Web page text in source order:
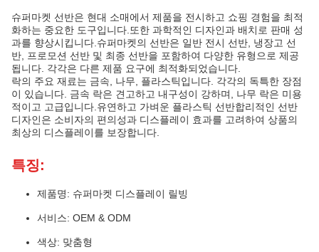
슈퍼마켓 선반은 현대 소매에서 제품을 전시하고 쇼핑 경험을 최적
화하는 중요한 도구입니다.또한 과학적인 디자인과 배치로 판매 성
과를 향상시킵니다.슈퍼마켓의 선반은 일반 전시 선반, 냉장고 선
반, 프로모션 선반 및 최종 선반을 포함하여 다양한 유형으로 제공
됩니다. 각각은 다른 제품 요구에 최적화되었습니다.
락의 주요 재료는 금속, 나무, 플라스틱입니다. 각각의 독특한 장점
이 있습니다. 금속 락은 견고하고 내구성이 강하며, 나무 락은 미용
적이고 고급입니다.유연하고 가벼운 플라스틱 선반합리적인 선반
디자인은 소비자의 편의성과 디스플레이 효과를 고려하여 상품의
최상의 디스플레이를 보장합니다.
특징:
제품명: 슈퍼마켓 디스플레이 릴빙
서비스: OEM & ODM
색상: 맞춤형